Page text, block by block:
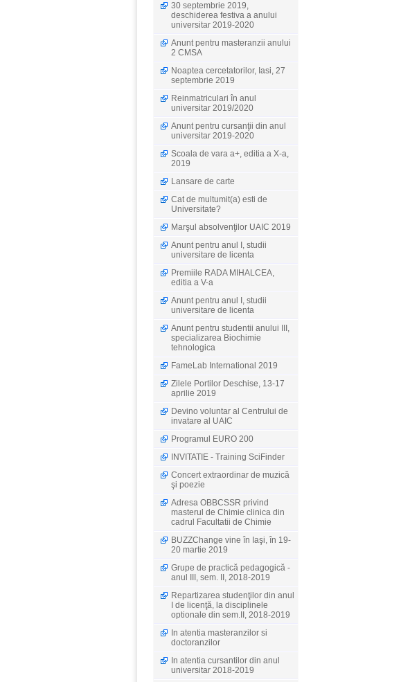
30 septembrie 2019,
deschiderea festiva a anului
universitar 2019-2020
Anunt pentru masteranzii anului
2 CMSA
Noaptea cercetatorilor, Iasi, 27
septembrie 2019
Reinmatriculari în anul
universitar 2019/2020
Anunt pentru cursanţii din anul
universitar 2019-2020
Scoala de vara a+, editia a X-a,
2019
Lansare de carte
Cat de multumit(a) esti de
Universitate?
Marşul absolvenţilor UAIC 2019
Anunt pentru anul I, studii
universitare de licenta
Premiile RADA MIHALCEA,
editia a V-a
Anunt pentru anul I, studii
universitare de licenta
Anunt pentru studentii anului III,
specializarea Biochimie
tehnologica
FameLab International 2019
Zilele Portilor Deschise, 13-17
aprilie 2019
Devino voluntar al Centrului de
invatare al UAIC
Programul EURO 200
INVITATIE - Training SciFinder
Concert extraordinar de muzică
şi poezie
Adresa OBBCSSR privind
masterul de Chimie clinica din
cadrul Facultatii de Chimie
BUZZChange vine în Iaşi, în 19-
20 martie 2019
Grupe de practică pedagogică -
anul III, sem. II, 2018-2019
Repartizarea studenţilor din anul
I de licenţă, la disciplinele
optionale din sem.II, 2018-2019
In atentia masteranzilor si
doctoranzilor
In atentia cursantilor din anul
universitar 2018-2019